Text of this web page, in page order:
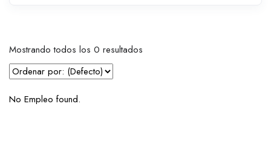
Mostrando todos los 0 resultados
No Empleo found.